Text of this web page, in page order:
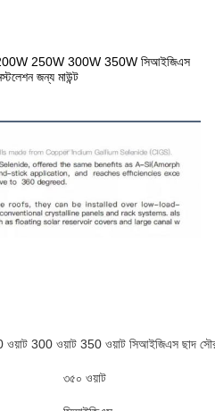
200W 250W 300W 350W সিআইজিএস
জন্য মাউন্ট
300 ওয়াট 350 ওয়াট সিআইজিএস ছাদ সৌর
৩৫০ ওয়াট